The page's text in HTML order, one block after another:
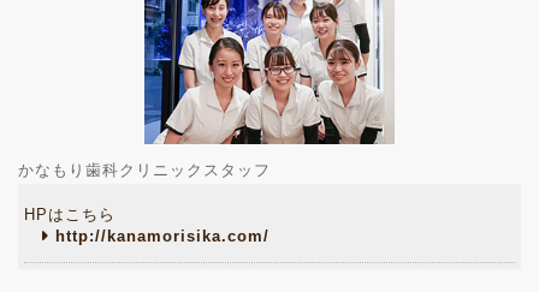
かなもり歯科クリニックスタッフ
HPはこちら
http://kanamorisika.com/